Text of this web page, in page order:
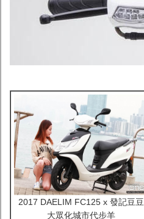
2017 DAELIM FC125 x 發記豆豆
大眾化城市代步羊